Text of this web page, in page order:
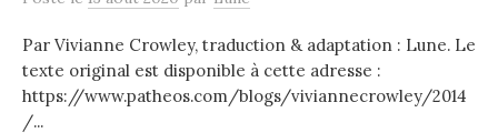
Par Vivianne Crowley, traduction & adaptation : Lune. Le
texte original est disponible à cette adresse :
https://www.patheos.com/blogs/viviannecrowley/2014
/...